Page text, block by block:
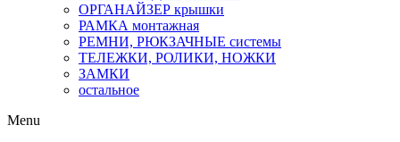
ОРГАНАЙЗЕР крышки
РАМКА монтажная
РЕМНИ, РЮКЗАЧНЫЕ системы
ТЕЛЕЖКИ, РОЛИКИ, НОЖКИ
ЗАМКИ
остальное
Menu